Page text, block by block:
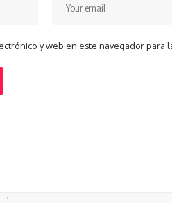
y web en este navegador para